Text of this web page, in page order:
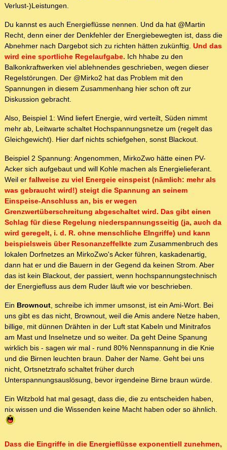
Verlust-)Leistungen.
Du kannst es auch Energieflüsse nennen. Und da hat @Martin
Recht, denn einer der Denkfehler der Energiebewegten ist, dass die
Abnehmer nach Dargebot sich zu richten hätten zukünftig. Und das
wird eine sportliche Regelaufgabe. Ich hhabe zu den
Balkonkraftwerken viel ablehnendes geschrieben, wegen dieser
Regelstörungen. Der @Mirko2 hat das Problem mit den
Spannungen in diesem Zusammenhang hier schon oft zur
Diskussion gebracht.
Also, Beispiel 1: Wind liefert Energie, wird verteilt, Süden nimmt
mehr ab, Leitwarte schaltet Hochspannungsnetze um (regelt das
Gleichgewicht). Hier darf nichts schiefgehen, sonst Blackout.
Beispiel 2 Spannung: Angenommen, MirkoZwo hätte einen PV-
Acker sich aufgebaut und will Kohle machen als Energielieferant.
Weil er fallweise zu viel Energeie einspeist (nämlich: mehr als
was gebraucht wird!) steigt die Spannung an seinem
Einspeise-Anschluss an, bis er wegen
Grenzwertüberschreitung abgeschaltet wird. Das gibt einen
Schlag für diese Regelung niederspannungsseitig (ja, auch da
wird geregelt, i. d. R. ohne menschliche EIngriffe) und kann
beispielsweis über Resonanzeffelkte zum Zusammenbruch des
lokalen Dorfnetzes an MirkoZwo's Acker führen, kaskadenartig,
dann hat er und die Bauern in der Gegend da keinen Strom. Aber
das ist kein Blackout, der passiert, wenn hochspannungstechnisch
der Energiefluss aus dem Ruder läuft wie vor beschrieben.
Ein Brownout, schreibe ich immer umsonst, ist ein Ami-Wort. Bei
uns gibt es das nicht, Brownout, weil die Amis andere Netze haben,
billige, mit dünnen Drähten in der Luft stat Kabeln und Minitrafos
am Mast und Inselnetze und so weiter. Da geht Deine Spanung
wirklich bis - sagen wir mal - rund 80% Nennspannung in die Knie
und die Birnen leuchten braun. Daher der Name. Geht bei uns
nicht, Ortsnetztrafo schaltet früher durch
Unterspannungsauslösung, bevor irgendeine Birne braun würde.
Ein Witzbold hat mal gesagt, dass die, die zu entscheiden haben,
nix wissen und die Wissenden keine Macht haben oder so ähnlich.
Dass die Eingriffe in die Energieflüsse exponentiell zunehmen,